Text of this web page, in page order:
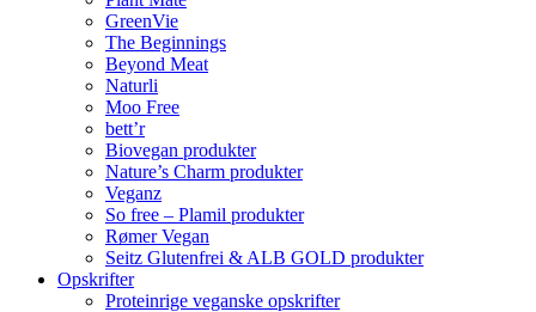
GreenVie
The Beginnings
Beyond Meat
Naturli
Moo Free
bett’r
Biovegan produkter
Nature’s Charm produkter
Veganz
So free – Plamil produkter
Rømer Vegan
Seitz Glutenfrei & ALB GOLD produkter
Opskrifter
Proteinrige veganske opskrifter